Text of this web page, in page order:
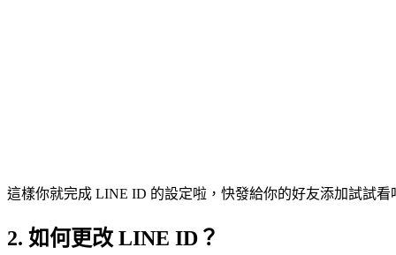
這樣你就完成 LINE ID 的設定啦，快發給你的好友添加試試看
2. 如何更改 LINE ID？